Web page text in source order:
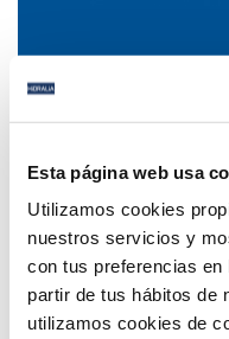
Esta página web usa
Utilizamos cookies
nuestros servicios y
con tus preferencias en
partir de tus hábitos de
utilizamos cookies de
Colaboración público
Anterior